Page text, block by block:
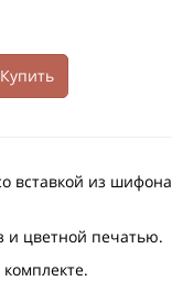
вставкой из
и цветной печатью.